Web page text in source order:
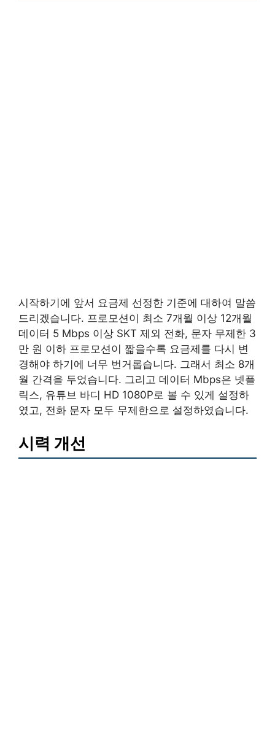
시작하기에 앞서 요금제 선정한 기준에 대하여 말씀
드리겠습니다. 프로모션이 최소 7개월 이상 12개월
데이터 5 Mbps 이상 SKT 제외 전화, 문자 무제한 3
만 원 이하 프로모션이 짧을수록 요금제를 다시 변
경해야 하기에 너무 번거롭습니다. 그래서 최소 8개
월 간격을 두었습니다. 그리고 데이터 Mbps은 넷플
릭스, 유튜브 바디 HD 1080P로 볼 수 있게 설정하
였고, 전화 문자 모두 무제한으로 설정하였습니다.
시력 개선